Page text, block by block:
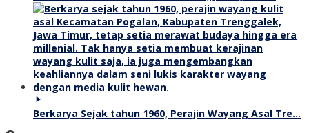
Berkarya Sejak tahun 1960, Perajin Wayang Asal Tre…